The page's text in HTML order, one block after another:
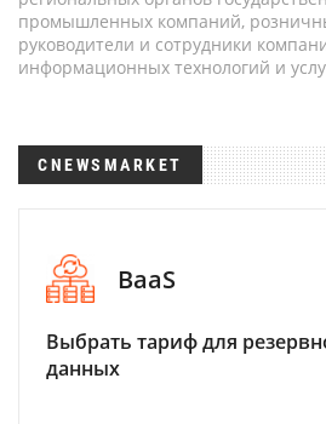
промышленных компаний,
руководители и сотрудники
информационных технологий и
CNEWSMARKET
BaaS
Выбрать тариф для
данных